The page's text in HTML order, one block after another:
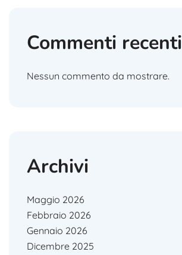
Commenti recenti
Nessun commento da mostrare.
Archivi
Maggio 2026
Febbraio 2026
Gennaio 2026
Dicembre 2025